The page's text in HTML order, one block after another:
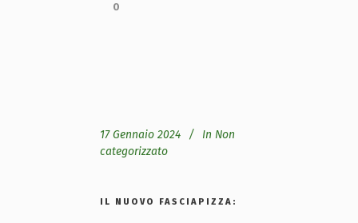
0
17 Gennaio 2024 In Non
categorizzato
IL NUOVO FASCIAPIZZA: